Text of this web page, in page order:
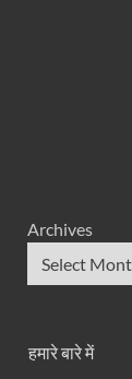
Archives
हमारे बारे में